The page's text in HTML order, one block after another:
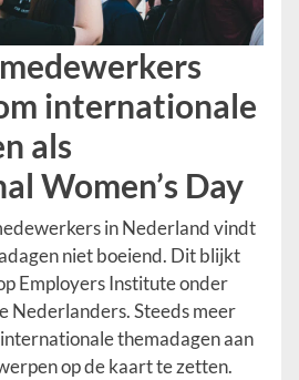
internationale
als
Women’s Day
in Nederland vindt
niet boeiend. Dit blijkt
Employers Institute onder
Nederlanders. Steeds meer
themadagen aan
op de kaart te zetten.